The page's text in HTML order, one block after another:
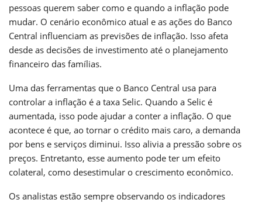
pessoas querem saber como e quando a inflação pode
mudar. O cenário econômico atual e as ações do Banco
Central influenciam as previsões de inflação. Isso afeta
desde as decisões de investimento até o planejamento
financeiro das famílias.
Uma das ferramentas que o Banco Central usa para
controlar a inflação é a taxa Selic. Quando a Selic é
aumentada, isso pode ajudar a conter a inflação. O que
acontece é que, ao tornar o crédito mais caro, a demanda
por bens e serviços diminui. Isso alivia a pressão sobre os
preços. Entretanto, esse aumento pode ter um efeito
colateral, como desestimular o crescimento econômico.
Os analistas estão sempre observando os indicadores